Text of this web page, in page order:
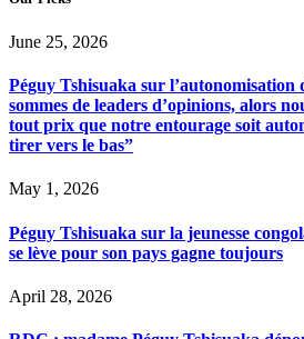
June 25, 2026
Péguy Tshisuaka sur l’autonomisation
sommes de leaders d’opinions, alors
tout prix que notre entourage soit
tirer vers le bas”
May 1, 2026
Péguy Tshisuaka sur la jeunesse
se lève pour son pays gagne toujours
April 28, 2026